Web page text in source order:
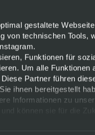
gestaltete Webseite
von technischen Tools,
Funktionen für
Um alle Funktionen
Partner führen
ihnen bereitgestellt
Informationen zu
können sie für die